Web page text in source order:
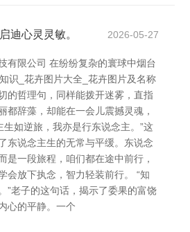
迪心灵灵敏。 2026-05-27
有限公司 在纷纷复杂的寰球中烟台
识_花卉图片大全_花卉图片及名称
的哲理句，同样能拨开迷雾，直指
都辞藻，却能在一会儿震撼灵魂，
生如逆旅，我亦是行东说念主。”这
东说念主生的无常与平缓。东说念
是一段旅程，咱们都在途中前行，
会放下执念，智力轻装前行。 “知
”老子的这句话，揭示了委果的富饶
心的平静。一个